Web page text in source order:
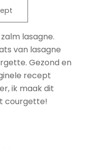
lasagne.
van lasagne
Gezond en
recept
ik maak dit
courgette!